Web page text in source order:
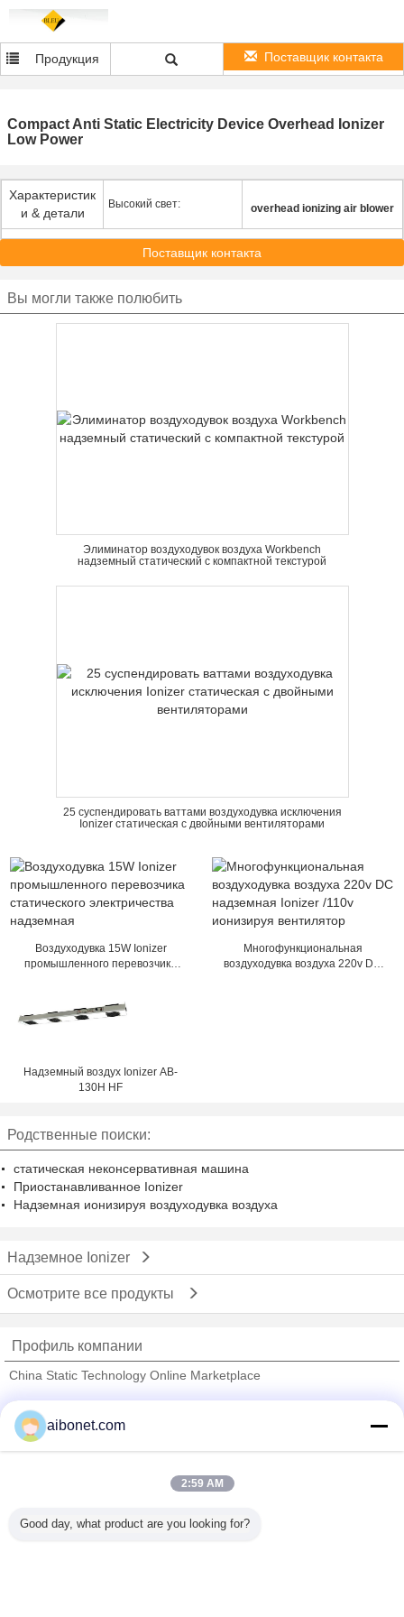
Продукция Поставщик контакта
Compact Anti Static Electricity Device Overhead Ionizer
Low Power
Характеристик
и & детали
Высокий свет: overhead ionizing air blower
Поставщик контакта
Вы могли также полюбить
Элиминатор воздуходувок воздуха Workbench
надземный статический с компактной текстурой
25 суспендировать ваттами воздуходувка исключения
Ionizer статическая с двойными вентиляторами
Воздуходувка 15W Ionizer
промышленного перевозчика
Многофункциональная
воздуходувка воздуха 220v DC
Надземный воздух Ionizer AB-
130H HF
Родственные поиски:
статическая неконсервативная машина
Приостанавливанное Ionizer
Надземная ионизируя воздуходувка воздуха
Надземное Ionizer
Осмотрите все продукты
Профиль компании
China Static Technology Online Marketplace
проверенных поставщиков
Trust Seal
Все продукты
aibonet.com
2:59 AM
Good day, what product are you looking for?